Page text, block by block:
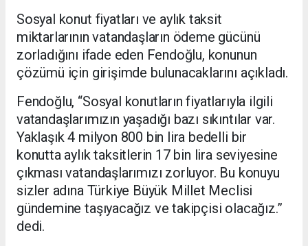
Sosyal konut fiyatları ve aylık taksit
miktarlarının vatandaşların ödeme gücünü
zorladığını ifade eden Fendoğlu, konunun
çözümü için girişimde bulunacaklarını açıkladı.
Fendoğlu, “Sosyal konutların fiyatlarıyla ilgili
vatandaşlarımızın yaşadığı bazı sıkıntılar var.
Yaklaşık 4 milyon 800 bin lira bedelli bir
konutta aylık taksitlerin 17 bin lira seviyesine
çıkması vatandaşlarımızı zorluyor. Bu konuyu
sizler adına Türkiye Büyük Millet Meclisi
gündemine taşıyacağız ve takipçisi olacağız.”
dedi.